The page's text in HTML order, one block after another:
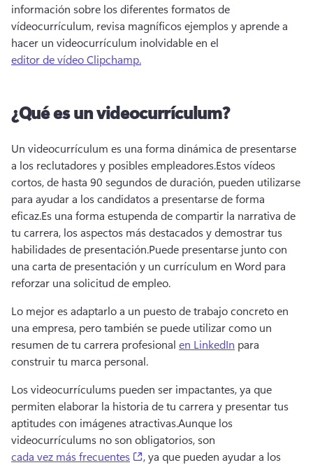
información sobre los diferentes formatos de
vídeocurrículum, revisa magníficos ejemplos y aprende a
hacer un videocurrículum inolvidable en el
editor de vídeo Clipchamp.
¿Qué es un videocurrículum?
Un videocurrículum es una forma dinámica de presentarse
a los reclutadores y posibles empleadores.Estos vídeos
cortos, de hasta 90 segundos de duración, pueden utilizarse
para ayudar a los candidatos a presentarse de forma
eficaz.Es una forma estupenda de compartir la narrativa de
tu carrera, los aspectos más destacados y demostrar tus
habilidades de presentación.Puede presentarse junto con
una carta de presentación y un currículum en Word para
reforzar una solicitud de empleo.
Lo mejor es adaptarlo a un puesto de trabajo concreto en
una empresa, pero también se puede utilizar como un
resumen de tu carrera profesional en LinkedIn para
construir tu marca personal.
Los videocurrículums pueden ser impactantes, ya que
permiten elaborar la historia de tu carrera y presentar tus
aptitudes con imágenes atractivas.Aunque los
videocurrículums no son obligatorios, son
cada vez más frecuentes
(opens in a new tab)
, ya que pueden ayudar a los